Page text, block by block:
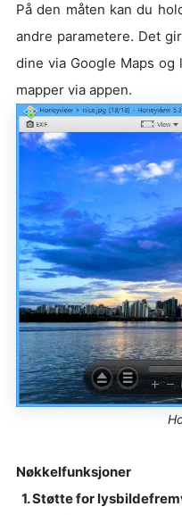
På den måten kan du
andre parametere. Det
dine via Google Maps
mapper via appen.
Nøkkelfunksjoner
1. Støtte for